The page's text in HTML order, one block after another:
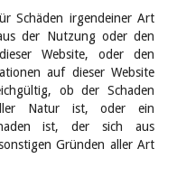
Schäden irgendeiner Art
der Nutzung oder den
Website, oder den
auf dieser Website
ob der Schaden
Natur ist, oder ein
ist, der sich aus
Gründen aller Art